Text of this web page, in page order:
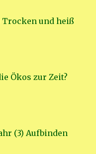
Trocken und heiß
Ökos zur Zeit?
(3) Aufbinden